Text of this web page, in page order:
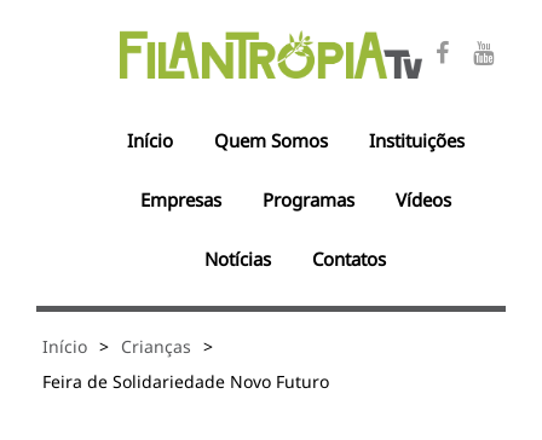
Início Quem Somos Instituições
Empresas Programas Vídeos
Notícias Contatos
Início > Crianças >
Feira de Solidariedade Novo Futuro